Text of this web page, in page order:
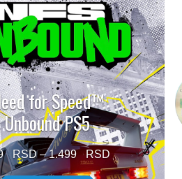
for Speed™
Unbound PS5
– 1.499
Price
range: